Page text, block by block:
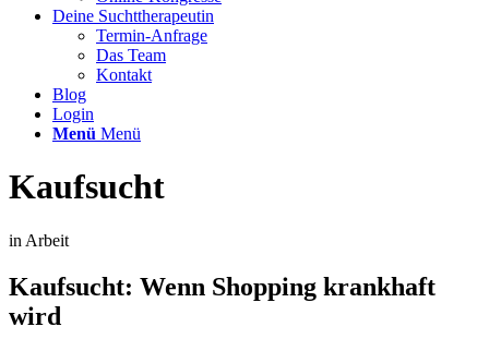
Deine Suchttherapeutin
Termin-Anfrage
Das Team
Kontakt
Blog
Login
Menü Menü
Kaufsucht
in Arbeit
Kaufsucht: Wenn Shopping krankhaft
wird